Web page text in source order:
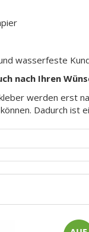
wasserfeste
nach Ihren
werden erst
Dadurch ist